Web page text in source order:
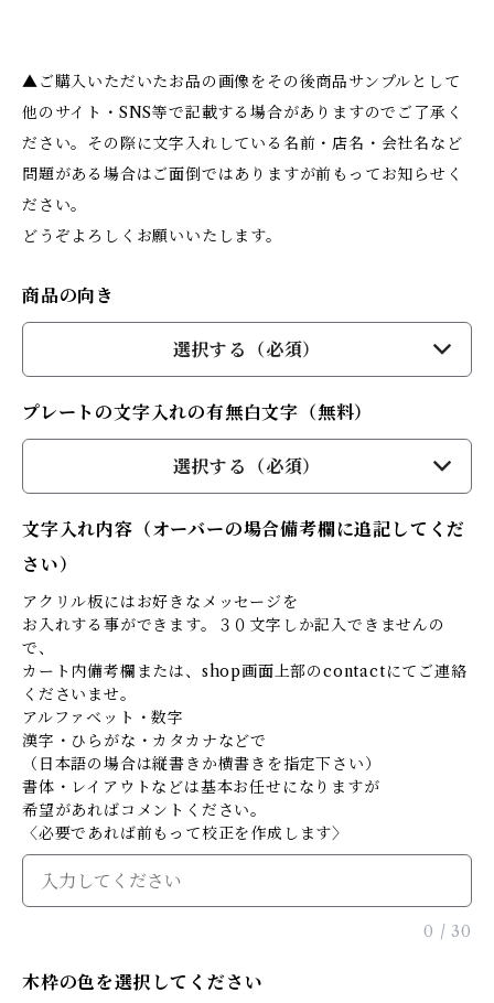
▲ご購入いただいたお品の画像をその後商品サンプルとして
他のサイト・SNS等で記載する場合がありますのでご了承く
ださい。その際に文字入れしている名前・店名・会社名など
問題がある場合はご面倒ではありますが前もってお知らせく
ださい。
どうぞよろしくお願いいたします。
商品の向き
選択する（必須）
プレートの文字入れの有無白文字（無料）
選択する（必須）
文字入れ内容（オーバーの場合備考欄に追記してくだ
さい）
アクリル板にはお好きなメッセージを
お入れする事ができます。３０文字しか記入できませんの
で、
カート内備考欄または、shop画面上部のcontactにてご連絡
くださいませ。
アルファベット・数字
漢字・ひらがな・カタカナなどで
（日本語の場合は縦書きか横書きを指定下さい）
書体・レイアウトなどは基本お任せになりますが
希望があればコメントください。
〈必要であれば前もって校正を作成します〉
0 / 30
木枠の色を選択してください